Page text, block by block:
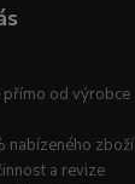
přímo od výrobce
nabízeného zboží
a revize